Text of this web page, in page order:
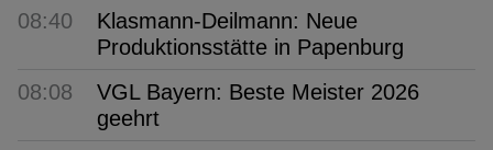
08:40
Klasmann-Deilmann: Neue
Produktionsstätte in Papenburg
08:08
VGL Bayern: Beste Meister 2026
geehrt